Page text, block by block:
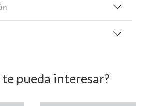
te pueda interesar?